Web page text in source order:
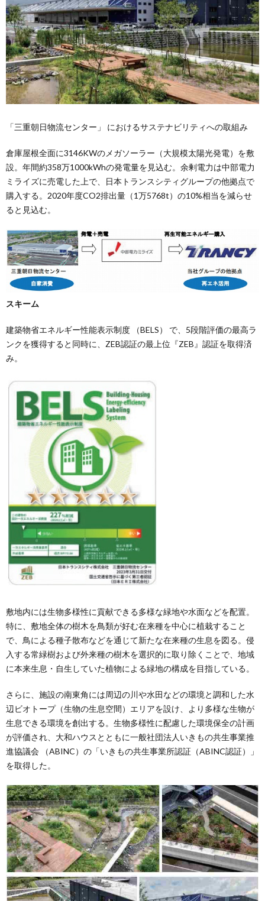
「三重朝日物流センター」 におけるサステナビリティへの取組み
倉庫屋根全面に3146KWのメガソーラー（大規模太陽光発電）を敷
設。年間約358万1000kWhの発電量を見込む。余剰電力は中部電力
ミライズに売電した上で、日本トランスシティグループの他拠点で
購入する。2020年度CO2排出量（1万5768t）の10%相当を減らせ
ると見込む。
スキーム
建築物省エネルギー性能表示制度 （BELS） で、5段階評価の最高ラ
ンクを獲得すると同時に、ZEB認証の最上位『ZEB』認証を取得済
み。
敷地内には生物多様性に貢献できる多様な緑地や水面などを配置。
特に、敷地全体の樹木を鳥類が好む在来種を中心に植栽すること
で、鳥による種子散布などを通じて新たな在来種の生息を図る。侵
入する常緑樹および外来種の樹木を選択的に取り除くことで、地域
に本来生息・自生していた植物による緑地の構成を目指している。
さらに、施設の南東角には周辺の川や水田などの環境と調和した水
辺ビオトープ（生物の生息空間）エリアを設け、より多様な生物が
生息できる環境を創出する。生物多様性に配慮した環境保全の計画
が評価され、大和ハウスとともに一般社団法人いきもの共生事業推
進協議会 （ABINC）の「いきもの共生事業所認証（ABINC認証）」
を取得した。